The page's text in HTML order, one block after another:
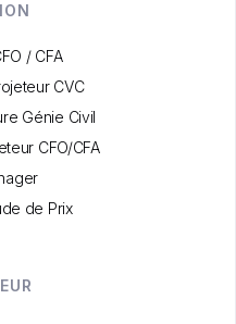
/ CFA
CVC
Génie Civil
CFO/CFA
de Prix